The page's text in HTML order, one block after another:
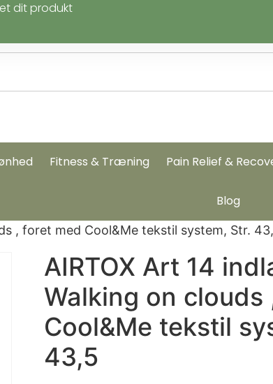
dit produkt
Fitness & Træning Pain Relief &
Blog
, foret med Cool&Me tekstil system, Str.
AIRTOX Art 14
Walking on clouds
Cool&Me tekstil
43,5